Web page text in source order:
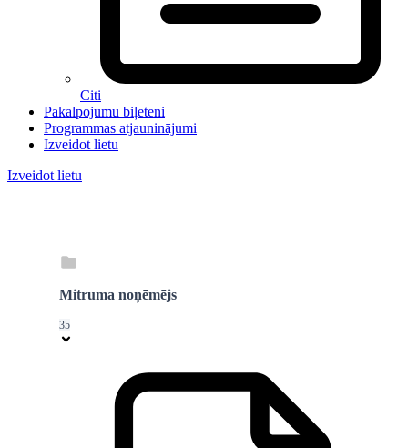
Citi
Pakalpojumu biļeteni
Programmas atjauninājumi
Izveidot lietu
Izveidot lietu
Mitruma noņēmējs
35